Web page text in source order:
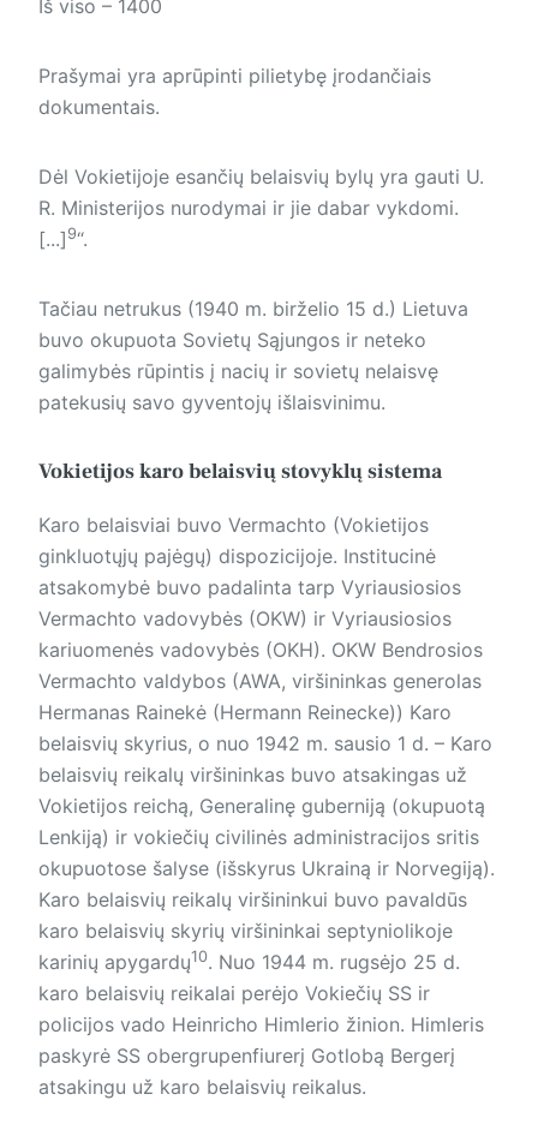
Iš viso – 1400
Prašymai yra aprūpinti pilietybę įrodančiais
dokumentais.
Dėl Vokietijoje esančių belaisvių bylų yra gauti U.
R. Ministerijos nurodymai ir jie dabar vykdomi.
[...] 9“.
Tačiau netrukus (1940 m. birželio 15 d.) Lietuva
buvo okupuota Sovietų Sąjungos ir neteko
galimybės rūpintis į nacių ir sovietų nelaisvę
patekusių savo gyventojų išlaisvinimu.
Vokietijos karo belaisvių stovyklų sistema
Karo belaisviai buvo Vermachto (Vokietijos
ginkluotųjų pajėgų) dispozicijoje. Institucinė
atsakomybė buvo padalinta tarp Vyriausiosios
Vermachto vadovybės (OKW) ir Vyriausiosios
kariuomenės vadovybės (OKH). OKW Bendrosios
Vermachto valdybos (AWA, viršininkas generolas
Hermanas Rainekė (Hermann Reinecke)) Karo
belaisvių skyrius, o nuo 1942 m. sausio 1 d. – Karo
belaisvių reikalų viršininkas buvo atsakingas už
Vokietijos reichą, Generalinę guberniją (okupuotą
Lenkiją) ir vokiečių civilinės administracijos sritis
okupuotose šalyse (išskyrus Ukrainą ir Norvegiją).
Karo belaisvių reikalų viršininkui buvo pavaldūs
karo belaisvių skyrių viršininkai septyniolikoje
karinių apygardų10. Nuo 1944 m. rugsėjo 25 d.
karo belaisvių reikalai perėjo Vokiečių SS ir
policijos vado Heinricho Himlerio žinion. Himleris
paskyrė SS obergrupenfiurerį Gotlobą Bergerį
atsakingu už karo belaisvių reikalus.